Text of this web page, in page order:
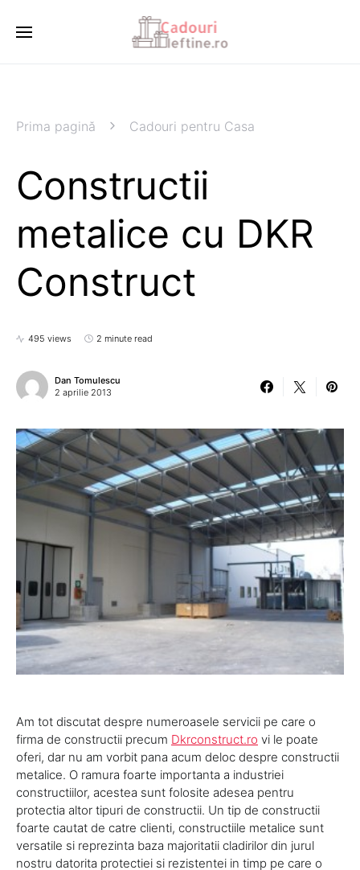
Prima pagină Cadouri pentru Casa
Constructii
metalice cu DKR
Construct
495 views 2 minute read
Dan Tomulescu
2 aprilie 2013
Am tot discutat despre numeroasele servicii pe care o
firma de constructii precum Dkrconstruct.ro vi le poate
oferi, dar nu am vorbit pana acum deloc despre constructii
metalice. O ramura foarte importanta a industriei
constructiilor, acestea sunt folosite adesea pentru
protectia altor tipuri de constructii. Un tip de constructii
foarte cautat de catre clienti, constructiile metalice sunt
versatile si reprezinta baza majoritatii cladirilor din jurul
nostru datorita protectiei si rezistentei in timp pe care o